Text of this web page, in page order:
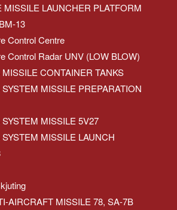
MISSILE LAUNCHER PLATFORM
13
Control Centre
Control Radar UNV (LOW BLOW)
CONTAINER TANKS
MISSILE PREPARATION
MISSILE 5V27
MISSILE LAUNCH
AIRCRAFT MISSILE 78, SA-7B